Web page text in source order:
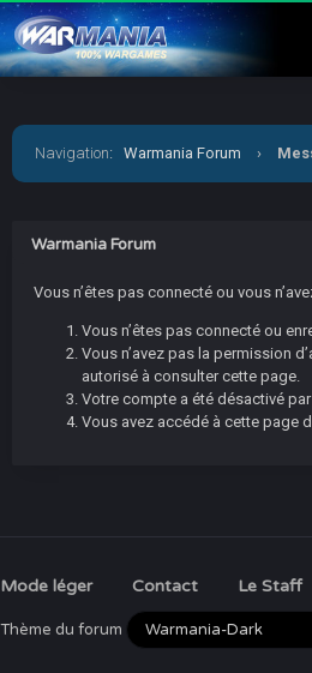
Navigation: Warmania Forum ›
Warmania Forum
Vous n’êtes pas connecté ou vous
Vous n’êtes pas connecté ou
Vous n’avez pas la permission
autorisé à consulter cette page.
Votre compte a été désactivé
Vous avez accédé à cette page
Mode léger Contact Le Staff
Thème du forum